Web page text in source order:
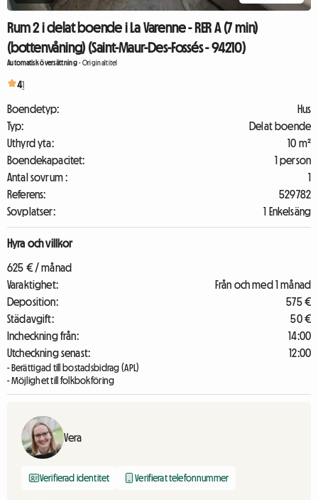
Rum 2 i delat boende i La Varenne - RER A (7 min)
(bottenvåning) (Saint-Maur-Des-Fossés - 94210)
Automatisk översättning-Originaltitel
41
Boendetyp:
Hus
Typ:
Delat boende
Uthyrd yta:
10 m²
Boendekapacitet:
1 person
Antal sovrum :
1
Referens:
529782
Sovplatser:
1 Enkelsäng
Hyra och villkor
625 € / månad
Varaktighet:
Från och med 1 månad
Deposition:
575 €
Städavgift:
50 €
Incheckning från:
14:00
Utcheckning senast:
12:00
- Berättigad till bostadsbidrag (APL)
- Möjlighet till folkbokföring
Vera
Verifierad identitet Verifierat telefonnummer